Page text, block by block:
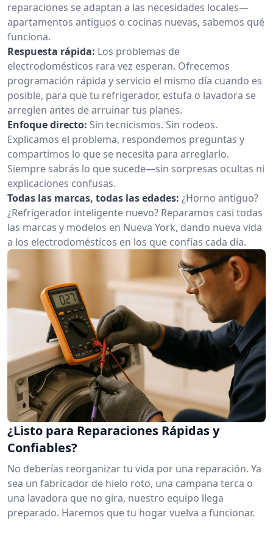
reparaciones se adaptan a las necesidades locales—
apartamentos antiguos o cocinas nuevas, sabemos qué
funciona.
Respuesta rápida: Los problemas de
electrodomésticos rara vez esperan. Ofrecemos
programación rápida y servicio el mismo día cuando es
posible, para que tu refrigerador, estufa o lavadora se
arreglen antes de arruinar tus planes.
Enfoque directo: Sin tecnicismos. Sin rodeos.
Explicamos el problema, respondemos preguntas y
compartimos lo que se necesita para arreglarlo.
Siempre sabrás lo que sucede—sin sorpresas ocultas ni
explicaciones confusas.
Todas las marcas, todas las edades: ¿Horno antiguo?
¿Refrigerador inteligente nuevo? Reparamos casi todas
las marcas y modelos en Nueva York, dando nueva vida
a los electrodomésticos en los que confías cada día.
¿Listo para Reparaciones Rápidas y
Confiables?
No deberías reorganizar tu vida por una reparación. Ya
sea un fabricador de hielo roto, una campana terca o
una lavadora que no gira, nuestro equipo llega
preparado. Haremos que tu hogar vuelva a funcionar.